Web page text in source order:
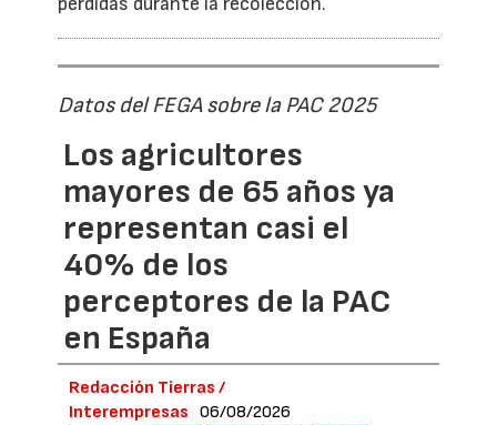
Datos del FEGA sobre la PAC 2025
Los agricultores
mayores de 65 años ya
representan casi el
40% de los
perceptores de la PAC
en España
Redacción Tierras /
Interempresas
06/08/2026